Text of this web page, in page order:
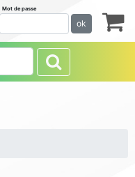
Mot de passe
ok